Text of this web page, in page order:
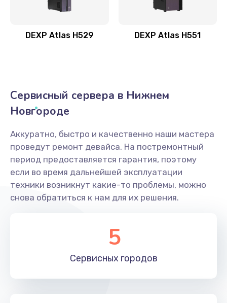
DEXP Atlas H529 DEXP Atlas H551
Сервисный сервера в Нижнем
Новгороде
Аккуратно, быстро и качественно наши мастера
проведут ремонт девайса. На постремонтный
период предоставляется гарантия, поэтому
если во время дальнейшей эксплуатации
техники возникнут какие-то проблемы, можно
снова обратиться к нам для их решения.
5
Сервисных городов